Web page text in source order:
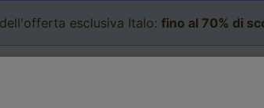
esclusiva Italo: fino al 70% di